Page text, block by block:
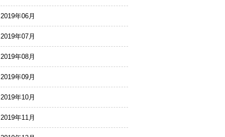
2019年06月
2019年07月
2019年08月
2019年09月
2019年10月
2019年11月